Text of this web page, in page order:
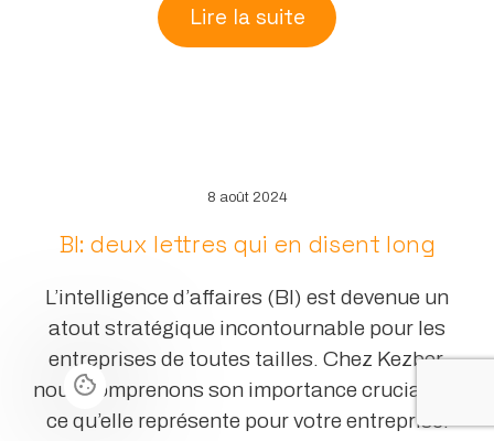
Lire la suite
8 août 2024
BI: deux lettres qui en disent long
L’intelligence d’affaires (BI) est devenue un
atout stratégique incontournable pour les
entreprises de toutes tailles. Chez Kezber,
nous comprenons son importance cruciale et
ce qu’elle représente pour votre entreprise.